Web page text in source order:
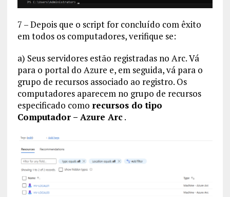
7 – Depois que o script for concluído com êxito
em todos os computadores, verifique se:
a) Seus servidores estão registradas no Arc. Vá
para o portal do Azure e, em seguida, vá para o
grupo de recursos associado ao registro. Os
computadores aparecem no grupo de recursos
especificado como recursos do tipo
Computador – Azure Arc.